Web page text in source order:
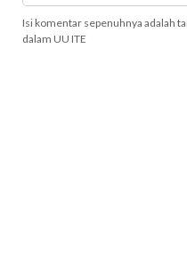
Isi komentar sepenuhnya adalah
dalam UU ITE